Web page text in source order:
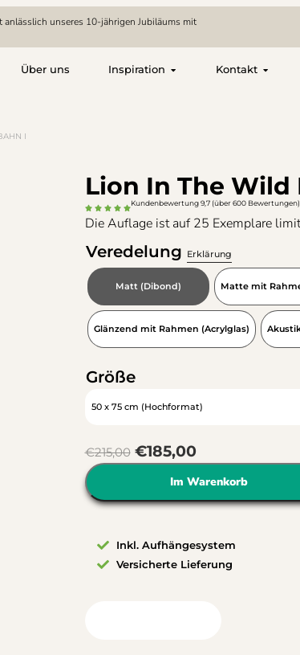
anlässlich unseres 10-jährigen Jubiläums mit
Über uns Inspiration Kontakt
I
Lion In The Wild
Kundenbewertung 9,7 (über 600 Bewertungen)
Die Auflage ist auf 25 Exemplare
Veredelung Erklärung
Matt (Dibond) Matte mit
Glänzend mit Rahmen (Acrylglas)
Größe
€215,00 €185,00
Im Warenkorb
Inkl. Aufhängesystem
Versicherte Lieferung